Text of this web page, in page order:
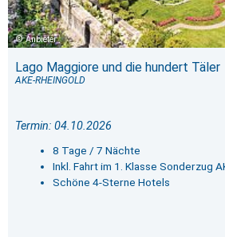
Anbieter
Lago Maggiore und die hundert Täler
AKE-RHEINGOLD
Termin: 04.10.2026
8 Tage / 7 Nächte
Inkl. Fahrt im 1. Klasse Sonderzug
Schöne 4-Sterne Hotels